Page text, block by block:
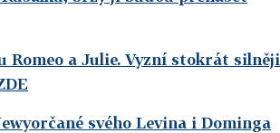
Romeo a Julie. Vyzní stokrát silněji
svého Levina i Dominga